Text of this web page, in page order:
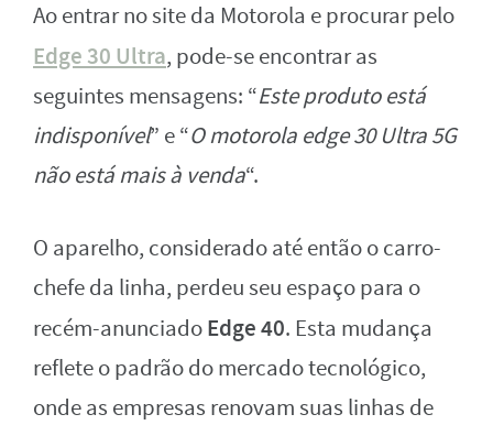
Ao entrar no site da Motorola e procurar pelo
Edge 30 Ultra, pode-se encontrar as
seguintes mensagens: “Este produto está
indisponível” e “O motorola edge 30 Ultra 5G
não está mais à venda“.
O aparelho, considerado até então o carro-
chefe da linha, perdeu seu espaço para o
recém-anunciadoEdge 40. Esta mudança
reflete o padrão do mercado tecnológico,
onde as empresas renovam suas linhas de